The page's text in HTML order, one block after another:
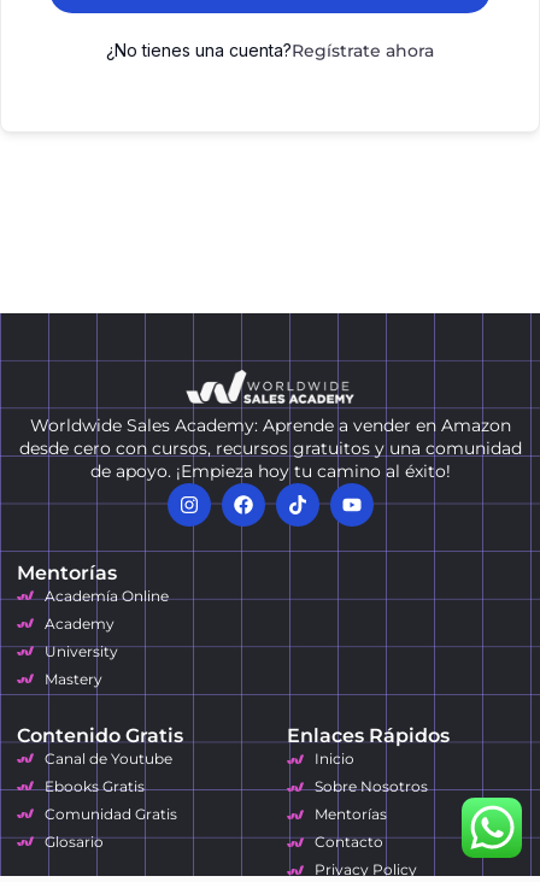
¿No tienes una cuenta?Regístrate ahora
Worldwide Sales Academy: Aprende a vender en Amazon
desde cero con cursos, recursos gratuitos y una comunidad
de apoyo. ¡Empieza hoy tu camino al éxito!
Mentorías
Academía Online
Academy
University
Mastery
Contenido Gratis
Canal de Youtube
Ebooks Gratis
Comunidad Gratis
Glosario
Enlaces Rápidos
Inicio
Sobre Nosotros
Mentorías
Contacto
Privacy Policy